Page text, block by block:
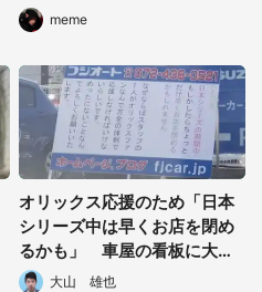
ンコの哀愁が凄い
meme
オリックス応援のため「日本
シリーズ中は早くお店を閉め
るかも」 車屋の看板に大反
響→そして、球団が動いた
大山 雄也